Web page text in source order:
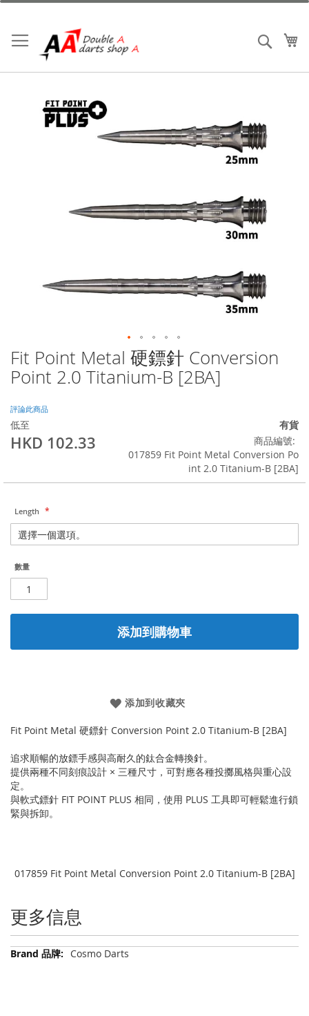
跳
內
容
搜索
Fit Point Metal 硬鏢針 Conversion
Point 2.0 Titanium-B [2BA]
評論此商品
低至
HKD 102.33
有貨
商品編號
017859 Fit Point Metal Conversion Po
int 2.0 Titanium-B [2BA]
Length
數量
添加到購物車
添加到收藏夾
Fit Point Metal 硬鏢針 Conversion Point 2.0 Titanium-B [2BA]
追求順暢的放鏢手感與高耐久的鈦合金轉換針。
提供兩種不同刻痕設計 × 三種尺寸，可對應各種投擲風格與重心設
定。
與軟式鏢針 FIT POINT PLUS 相同，使用 PLUS 工具即可輕鬆進行鎖
緊與拆卸。
Skip
to
the
of
the
images
gallery
017859 Fit Point Metal Conversion Point 2.0 Titanium-B [2BA]
更多信息
更
Cosmo Darts